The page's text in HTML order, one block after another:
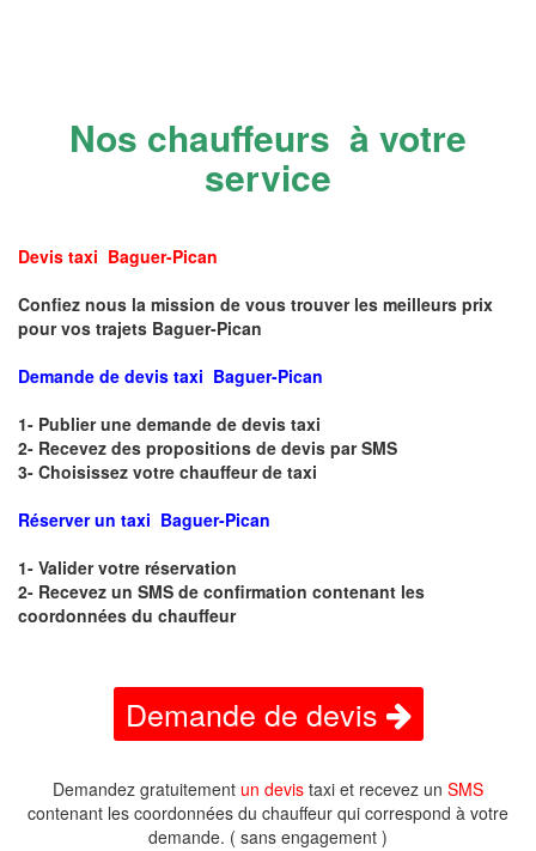
Nos chauffeurs à votre
service
Devis taxi Baguer-Pican
Confiez nous la mission de vous trouver les meilleurs prix
pour vos trajets Baguer-Pican
Demande de devis taxi Baguer-Pican
1- Publier une demande de devis taxi
2- Recevez des propositions de devis par SMS
3- Choisissez votre chauffeur de taxi
Réserver un taxi Baguer-Pican
1- Valider votre réservation
2- Recevez un SMS de confirmation contenant les
coordonnées du chauffeur
Demande de devis
Demandez gratuitement un devis taxi et recevez un SMS
contenant les coordonnées du chauffeur qui correspond à votre
demande. ( sans engagement )